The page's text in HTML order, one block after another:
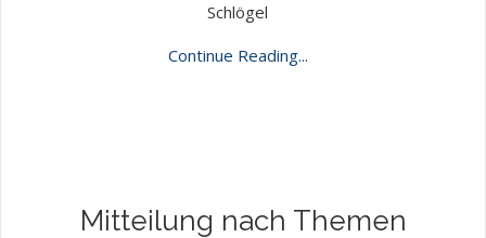
Schlögel
Continue Reading...
Mitteilung nach Themen